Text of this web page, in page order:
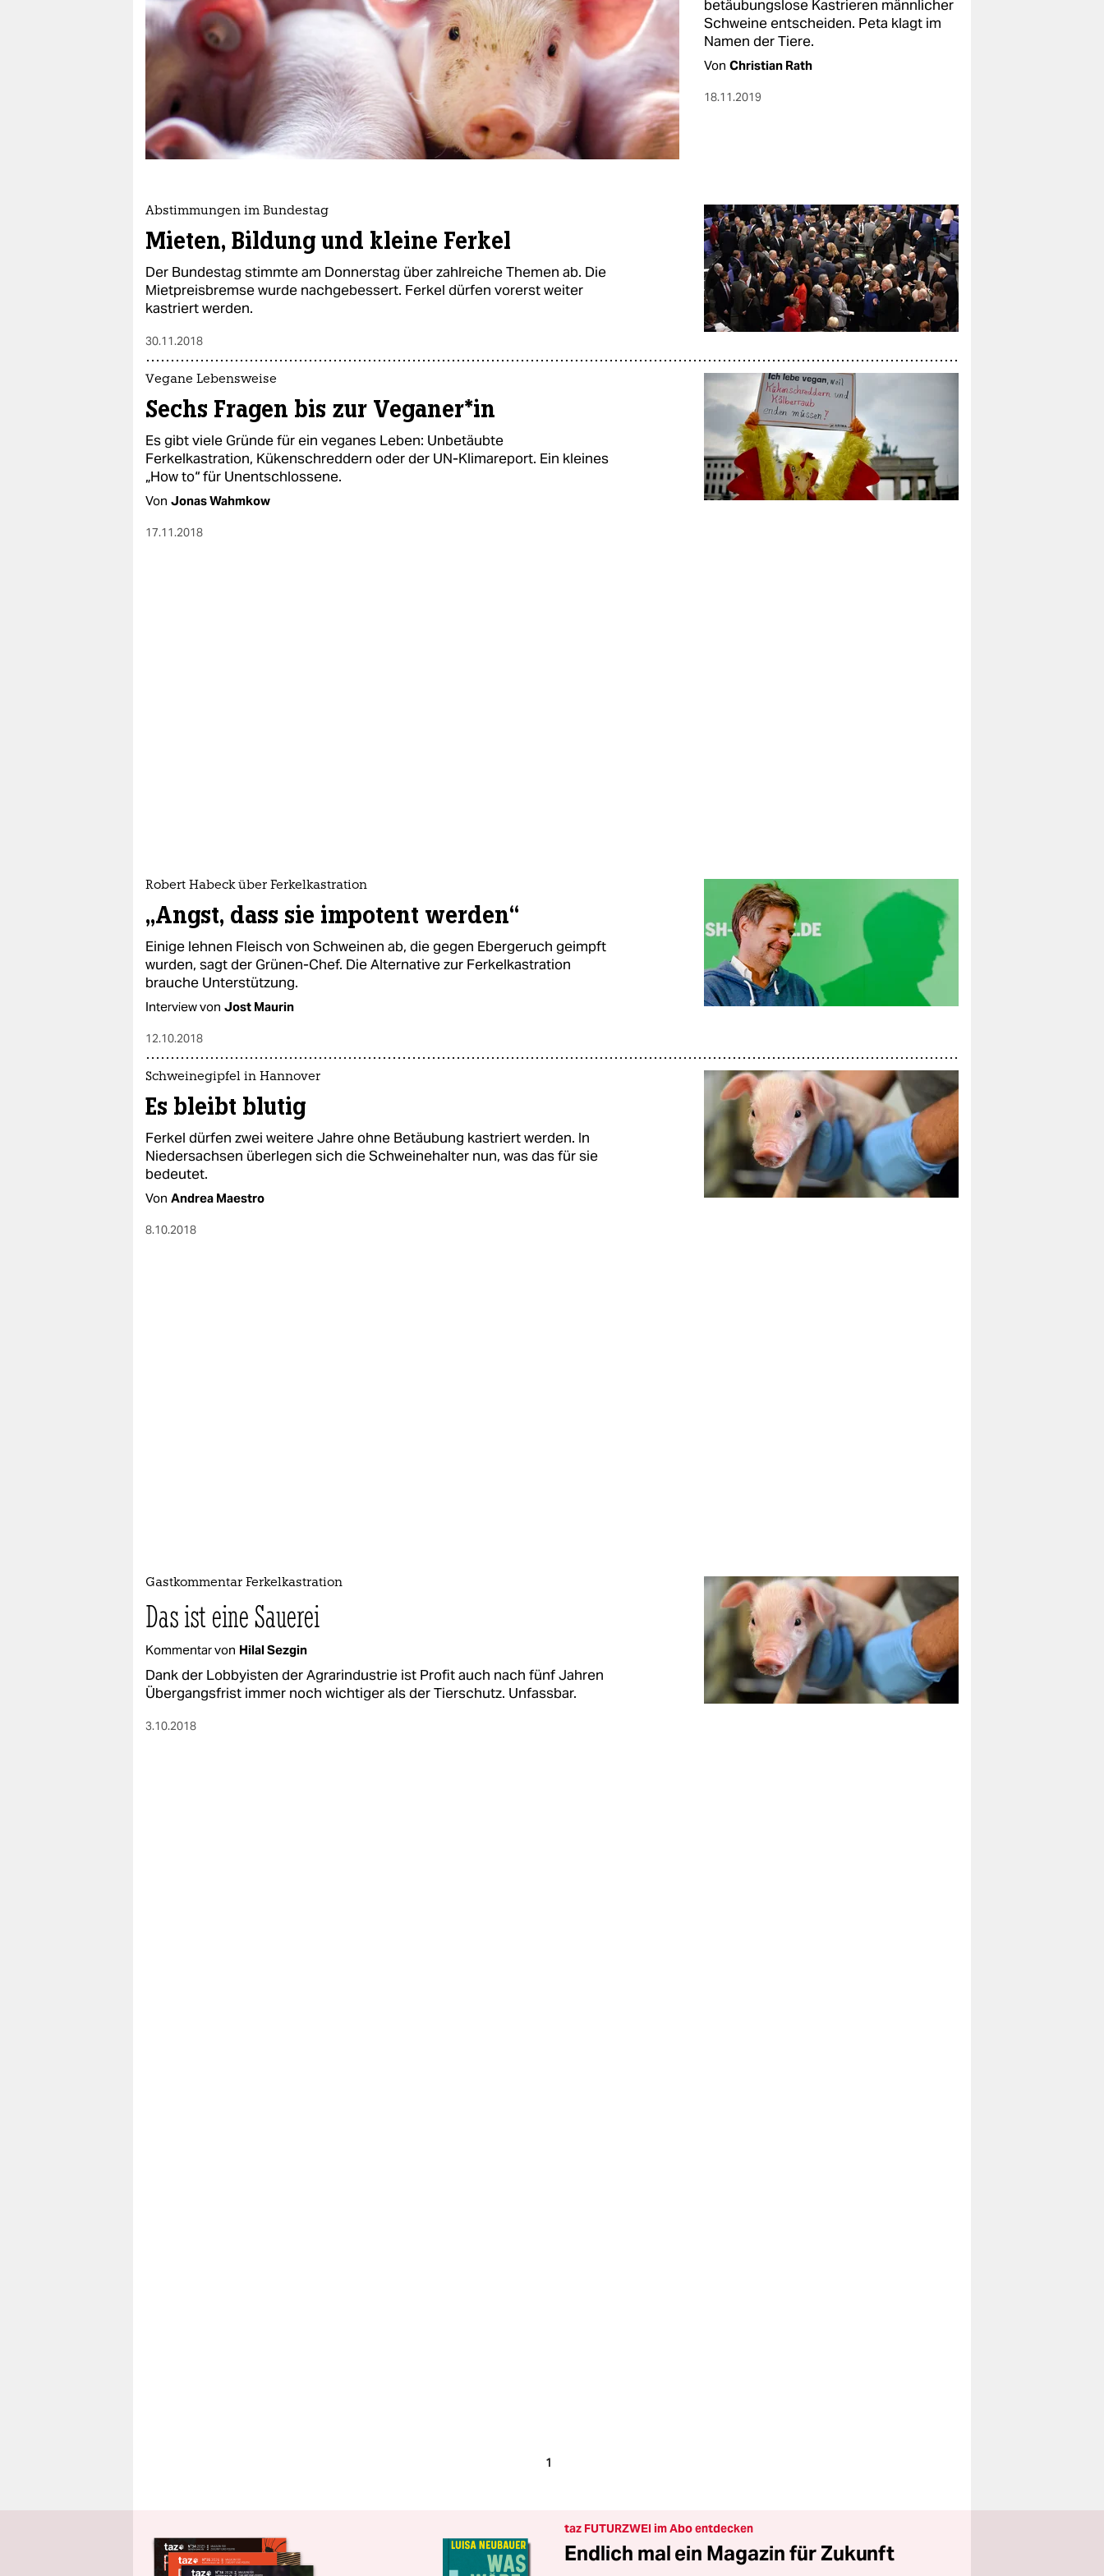
nord
wahrheit
verlag
verlag
shop
fragen & hilfe
unterstützen
abo
genossenschaft
epaper login
betäubungslose Kastrieren männlicher
Schweine entscheiden. Peta klagt im
Namen der Tiere.
Von Christian Rath
18.11.2019
Abstimmungen im Bundestag
Mieten, Bildung und kleine Ferkel
Der Bundestag stimmte am Donnerstag über zahlreiche Themen ab. Die
Mietpreisbremse wurde nachgebessert. Ferkel dürfen vorerst weiter
kastriert werden.
30.11.2018
Vegane Lebensweise
Sechs Fragen bis zur Veganer*in
Es gibt viele Gründe für ein veganes Leben: Unbetäubte
Ferkelkastration, Kükenschreddern oder der UN-Klimareport. Ein kleines
„How to“ für Unentschlossene.
Von Jonas Wahmkow
17.11.2018
Robert Habeck über Ferkelkastration
„Angst, dass sie impotent werden“
Einige lehnen Fleisch von Schweinen ab, die gegen Ebergeruch geimpft
wurden, sagt der Grünen-Chef. Die Alternative zur Ferkelkastration
brauche Unterstützung.
Interview von Jost Maurin
12.10.2018
Schweinegipfel in Hannover
Es bleibt blutig
Ferkel dürfen zwei weitere Jahre ohne Betäubung kastriert werden. In
Niedersachsen überlegen sich die Schweinehalter nun, was das für sie
bedeutet.
Von Andrea Maestro
8.10.2018
Gastkommentar Ferkelkastration
Das ist eine Sauerei
Kommentar von Hilal Sezgin
Dank der Lobbyisten der Agrarindustrie ist Profit auch nach fünf Jahren
Übergangsfrist immer noch wichtiger als der Tierschutz. Unfassbar.
3.10.2018
1
taz FUTURZWEI im Abo entdecken
Endlich mal ein Magazin für Zukunft